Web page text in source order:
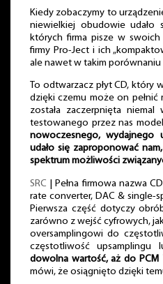
Kiedy zobaczymy to
niewielkiej obudowie udało
których firma pisze w swoich
firmy Pro-Ject i ich
ale nawet w takim porównaniu
To odtwarzacz płyt CD, który
dzięki czemu może on pełnić
została zaczerpnięta
testowanego przez nas
nowoczesnego, wydajnego
udało się zaproponować
spektrum możliwości
SRC | Pełna firmowa nazwa
rate converter, DAC & single-
Pierwsza część dotyczy
zarówno z wejść cyfrowych,
oversamplingowi do
częstotliwość
dowolna wartość, aż do PCM
mówi, że osiągnięto dzięki